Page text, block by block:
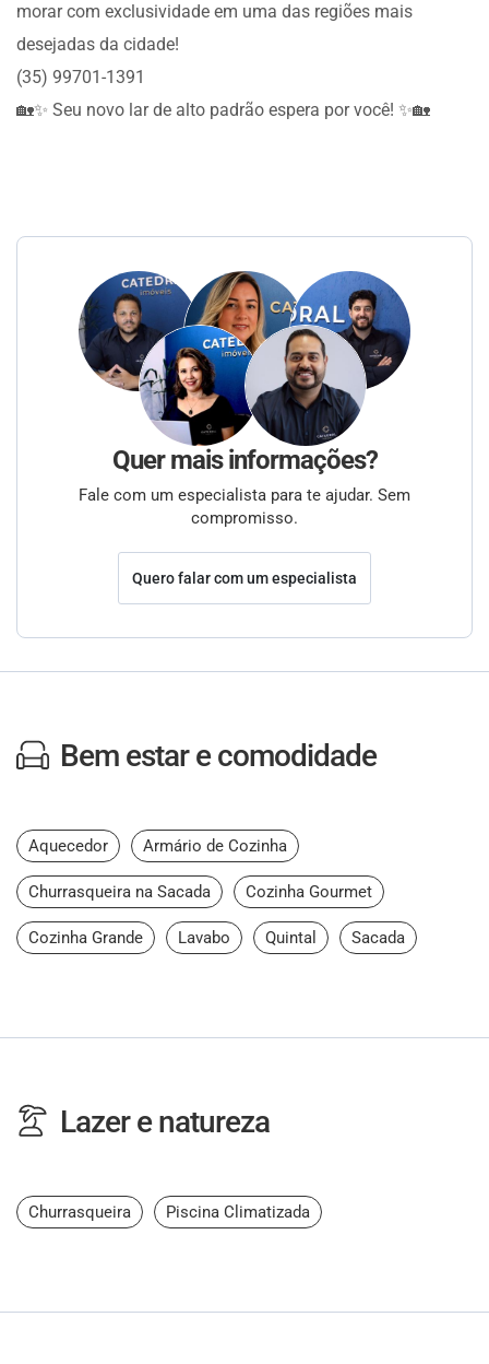
morar com exclusividade em uma das regiões mais
desejadas da cidade!
(35) 99701-1391
🏡✨ Seu novo lar de alto padrão espera por você! ✨🏡
Quer mais informações?
Fale com um especialista para te ajudar. Sem
compromisso.
Quero falar com um especialista
Bem estar e comodidade
Aquecedor Armário de Cozinha
Churrasqueira na Sacada Cozinha Gourmet
Cozinha Grande Lavabo Quintal Sacada
Lazer e natureza
Churrasqueira Piscina Climatizada